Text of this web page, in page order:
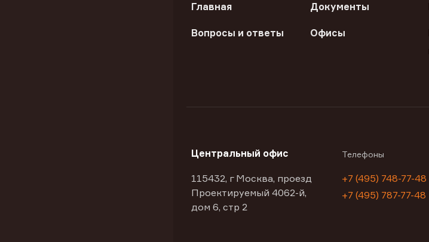
Главная Документы
Вопросы и ответы Офисы
Центральный офис
115432, г Москва, проезд
Проектируемый 4062-й,
дом 6, стр 2
Телефоны
+7 (495) 748-77-48
+7 (495) 787-77-48